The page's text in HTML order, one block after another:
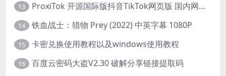
13 ProxiTok 开源国际版抖音TikTok网页版 国内网络直连
14 铁血战士：猎物 Prey (2022) 中英字幕 1080P
15 卡密兑换使用教程以及windows使用教程
16 百度云密码大盗V2.30 破解分享链接提取码